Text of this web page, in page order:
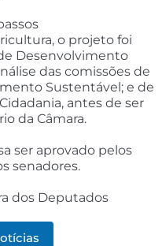
o projeto foi
Desenvolvimento
das comissões de
Sustentável; e de
antes de ser
da Câmara.
ser aprovado pelos
senadores.
dos Deputados